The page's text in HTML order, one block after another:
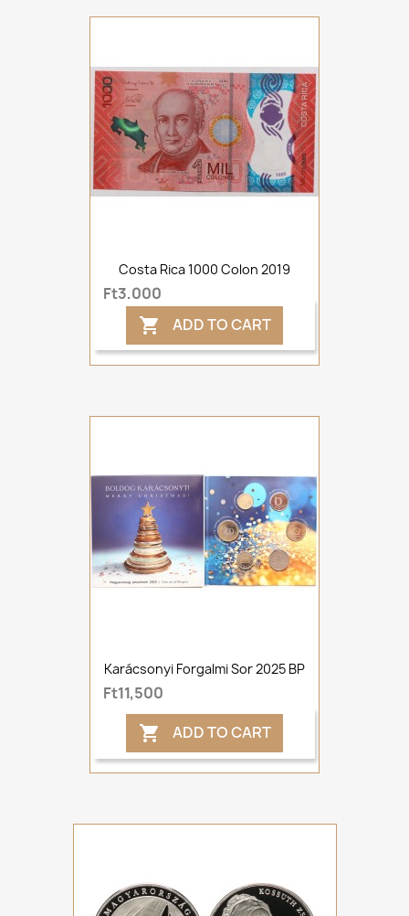
Costa Rica 1000 Colon 2019
Ft3,000
 ADD TO CART
Karácsonyi Forgalmi Sor 2025 BP
Ft11,500
 ADD TO CART